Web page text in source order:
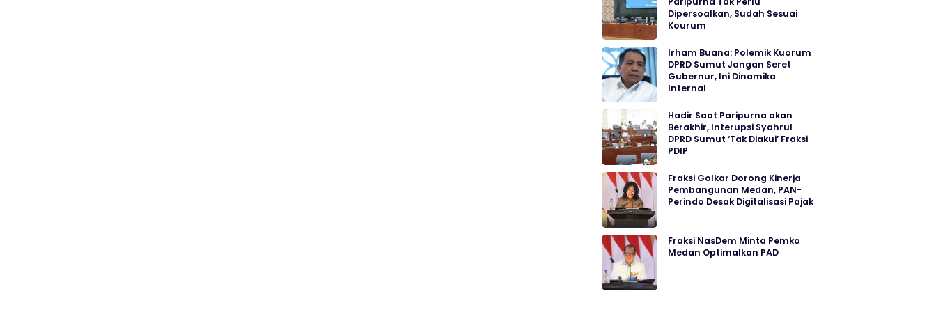
Dipersoalkan, Sudah Sesuai
Kourum
Irham Buana: Polemik Kuorum
DPRD Sumut Jangan Seret
Gubernur, Ini Dinamika
Internal
Hadir Saat Paripurna akan
Berakhir, Interupsi Syahrul
DPRD Sumut ‘Tak Diakui’ Fraksi
PDIP
Fraksi Golkar Dorong Kinerja
Pembangunan Medan, PAN-
Perindo Desak Digitalisasi Pajak
Fraksi NasDem Minta Pemko
Medan Optimalkan PAD